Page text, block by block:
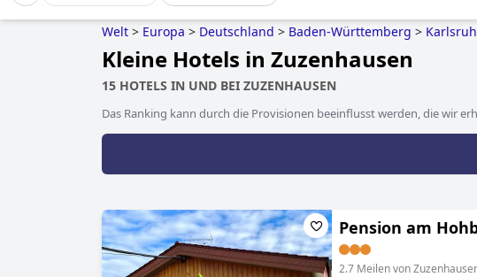
Welt > Europa > Deutschland > Baden-Württemberg >
Kleine Hotels in Zuzenhausen
15 HOTELS IN UND BEI ZUZENHAUSEN
Das Ranking kann durch die Provisionen beeinflusst werden, die wir
Pension am
2.7 Meilen von